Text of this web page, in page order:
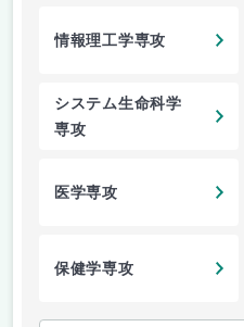
情報理工学専攻
システム生命科学
専攻
医学専攻
保健学専攻